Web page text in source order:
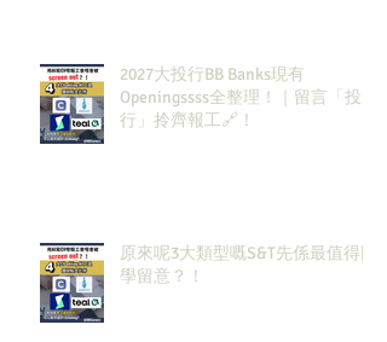
2027大投行BB Banks現有
Openingssss全整理！｜留言「投
行」拎齊報工🔗！
原來呢3大類型嘅S&T先係最值得同
學留意？！